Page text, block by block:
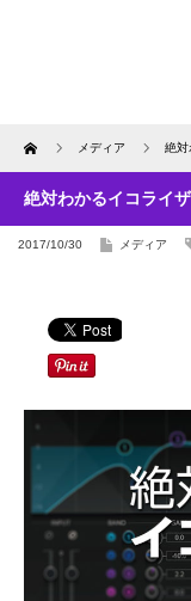
Home メディア 絶対
絶対わかるイコライ
2017/10/30 メディア